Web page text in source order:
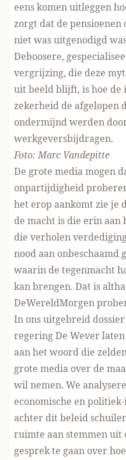
eens komen uitleggen
zorgt dat de
niet was uitgenodigd
Deboosere,
vergrijzing, die deze
uit beeld blijft, is hoe de
zekerheid de afgelopen
ondermijnd werden
werkgeversbijdragen.
Foto: Marc Vandepitte
De grote media mogen
onpartijdigheid
het erop aankomt zie je
de macht is die erin aan
die verholen
nood aan onbeschaamd
waarin de tegenmacht
kan brengen. Dat is
DeWereldMorgen
In ons uitgebreid
regering De Wever
aan het woord die
grote media over de
wil nemen. We
economische en
achter dit beleid
ruimte aan stemmen uit
gesprek te gaan over